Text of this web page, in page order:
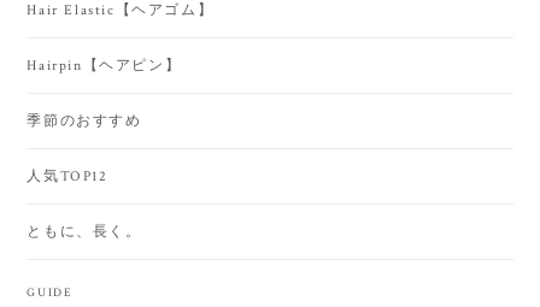
Hair Elastic【ヘアゴム】
Hairpin【ヘアピン】
季節のおすすめ
人気TOP12
ともに、長く。
GUIDE